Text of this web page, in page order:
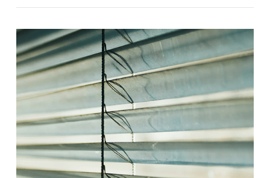
LEES MEER